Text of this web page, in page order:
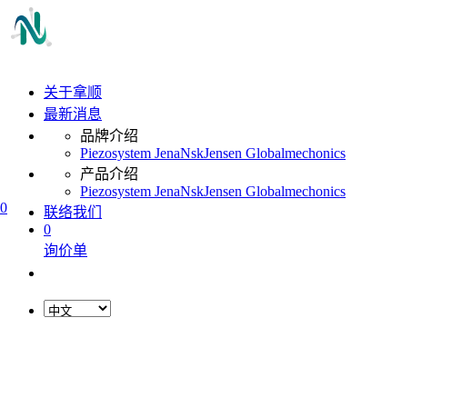
0
关于拿顺
最新消息
品牌介绍
Piezosystem JenaNskJensen Globalmechonics
产品介绍
Piezosystem JenaNskJensen Globalmechonics
联络我们
0
询价单